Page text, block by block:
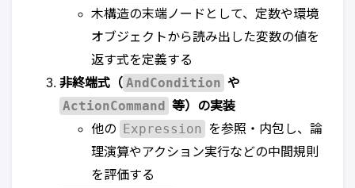
木構造の末端ノードとして、定数や環境
オブジェクトから読み出した変数の値を
返す式を定義する
非終端式（ AndCondition や
ActionCommand
等）の実装
他の
Expression
を参照・内包し、論
理演算やアクション実行などの中間規則
を評価する